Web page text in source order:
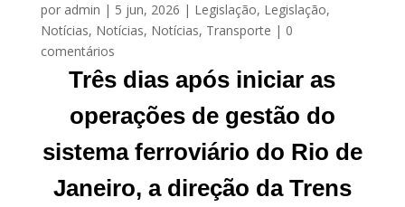
por admin | 5 jun, 2026 | Legislação, Legislação,
Notícias, Notícias, Notícias, Transporte | 0
comentários
Três dias após iniciar as
operações de gestão do
sistema ferroviário do Rio de
Janeiro, a direção da Trens